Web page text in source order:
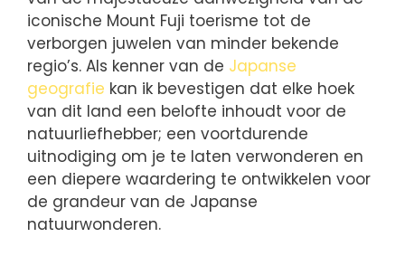
iconische Mount Fuji toerisme tot de
verborgen juwelen van minder bekende
regio’s. Als kenner van de Japanse
geografie kan ik bevestigen dat elke hoek
van dit land een belofte inhoudt voor de
natuurliefhebber; een voortdurende
uitnodiging om je te laten verwonderen en
een diepere waardering te ontwikkelen voor
de grandeur van de Japanse
natuurwonderen.